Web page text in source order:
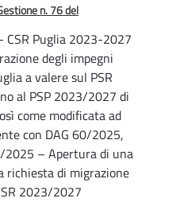
n. 76 del
CSR Puglia 2023-2027
degli impegni
a valere sul PSR
al PSP 2023/2027 di
come modificata ad
con DAG 60/2025,
2025 – Apertura di una
richiesta di migrazione
2023/2027